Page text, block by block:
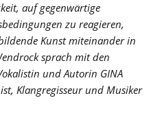
auf gegenwärtige
zu reagieren,
Kunst miteinander in
sprach mit den
und Autorin GINA
Klangregisseur und Musiker